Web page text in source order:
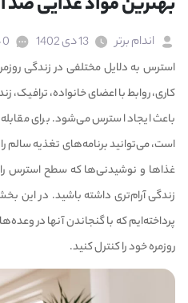
اندام برتر
استرس به دلایل مختلفی در زندگی
کاری، روابط با اعضای خانواده، ترافیک،
باعث ایجاد استرس می‌شود. برای
است، می‌توانید برنامه‌های تغذیه سالم
غذاها و نوشیدنی‌ها که سطح استرس
زندگی آرام‌تری داشته باشید. در این
پرداخته‌ایم که با گنجاندن آنها در
روزمره خود را کنترل کنید.